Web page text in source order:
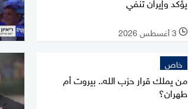
l 3 أغسطس 2026
خاص
من يملك قرار حزب الله.. بيروت أم
طهران؟